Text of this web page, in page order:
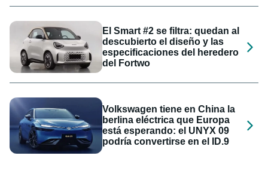
El Smart #2 se filtra: quedan al
descubierto el diseño y las
especificaciones del heredero
del Fortwo
Volkswagen tiene en China la
berlina eléctrica que Europa
está esperando: el UNYX 09
podría convertirse en el ID.9